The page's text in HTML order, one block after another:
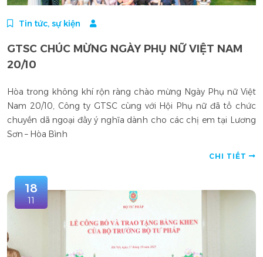
Tin tức, sự kiện
GTSC CHÚC MỪNG NGÀY PHỤ NỮ VIỆT NAM
20/10
Hòa trong không khí rộn ràng chào mừng Ngày Phụ nữ Việt
Nam 20/10, Công ty GTSC cùng với Hội Phụ nữ đã tổ chức
chuyến dã ngoại đầy ý nghĩa dành cho các chị em tại Lương
Sơn – Hòa Bình
CHI TIẾT
18
11